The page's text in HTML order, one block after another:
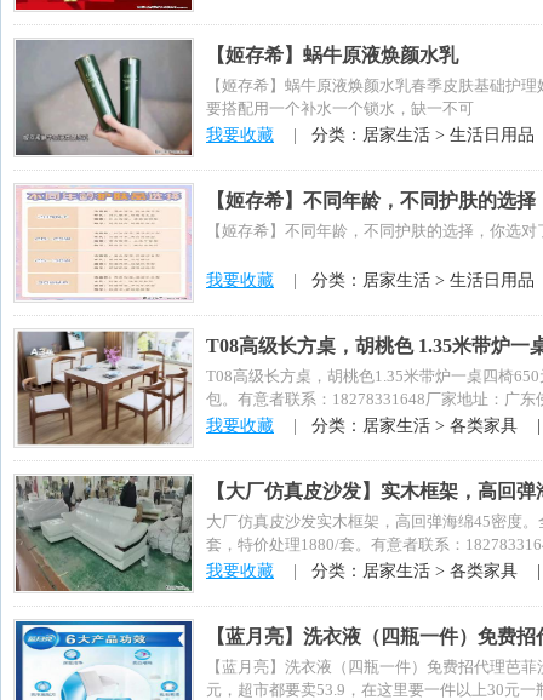
【姬存希】蜗牛原液焕颜水乳
【姬存希】蜗牛原液焕颜水乳春季皮肤基础护
要搭配用一个补水一个锁水，缺一不可
我要收藏
分类：居家生活 > 生活日
【姬存希】不同年龄，不同护肤的选
【姬存希】不同年龄，不同护肤的选择，你选
我要收藏 分类：居家生活 > 生活日
T08高级长方桌，胡桃色 1.35米带炉一
T08高级长方桌，胡桃色1.35米带炉一桌四椅
包。有意者联系：18278331648厂家地址：广东
我要收藏
分类：居家生活 > 各类家
【大厂仿真皮沙发】实木框架，高回
大厂仿真皮沙发实木框架，高回弹海绵45密度
套，特价处理1880/套。有意者联系：
我要收藏
分类：居家生活 > 各类家
【蓝月亮】洗衣液（四瓶一件）免费
【蓝月亮】洗衣液（四瓶一件）免费招代理芭
元，超市都要卖53.9，在这里要一件以上30元